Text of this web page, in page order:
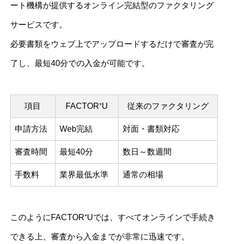
ート機構が提供するオンライン完結型のファクタリング
サービスです。
必要書類をウェブ上でアップロードするだけで審査が完
了し、最短40分での入金が可能です。
項目 FACTOR⁺U 従来のファクタリング
申請方法 Web完結 対面・書類対応
審査時間 最短40分 数日～数週間
手数料 業界最低水準 通常の相場
このようにFACTOR⁺Uでは、すべてオンラインで手続き
できる上、審査から入金までが非常に迅速です。